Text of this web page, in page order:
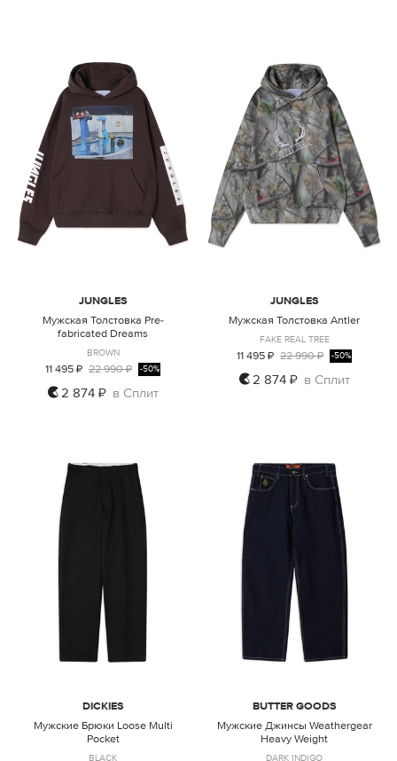
M
JUNGLES
Мужская Толстовка Pre-
fabricated Dreams
BROWN
11 495 ₽ 22 990 ₽ -50%
2 874 ₽ в Сплит
JUNGLES
Мужская Толстовка Antler
FAKE REAL TREE
11 495 ₽ 22 990 ₽ -50%
2 874 ₽ в Сплит
DICKIES
Мужские Брюки Loose Multi
Pocket
BLACK
BUTTER GOODS
Мужские Джинсы Weathergear
Heavy Weight
DARK INDIGO